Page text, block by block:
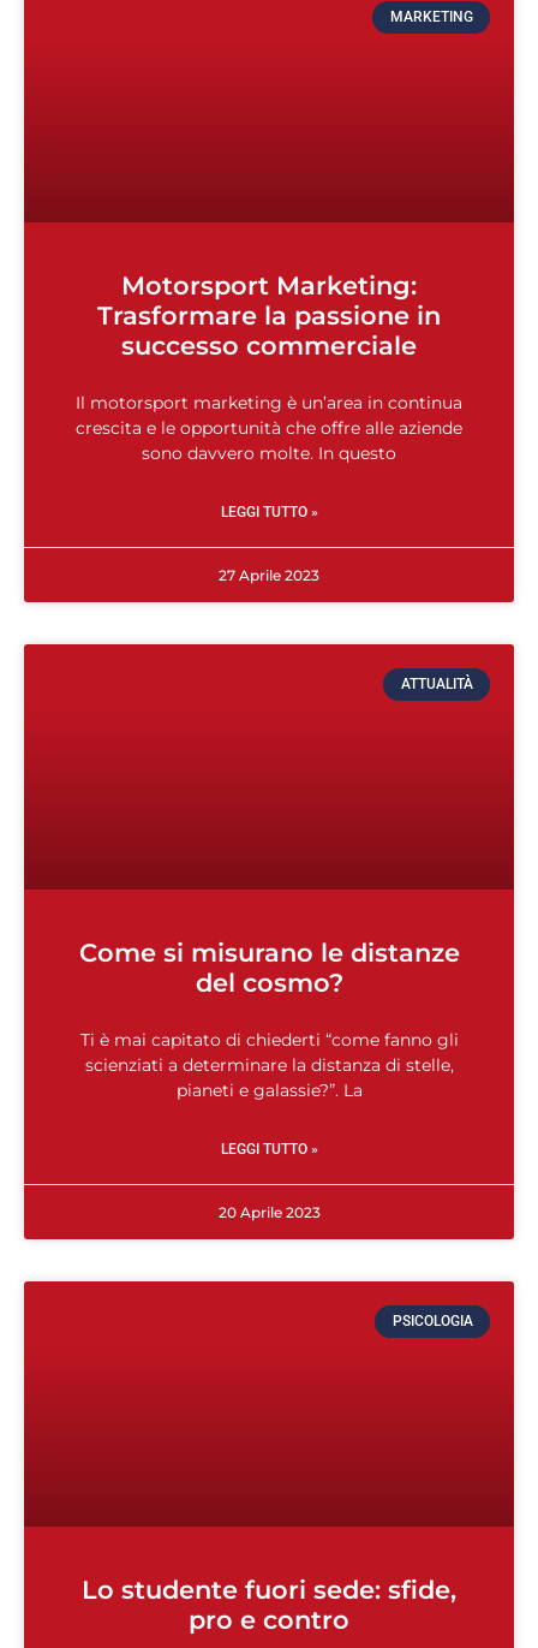
MARKETING
Motorsport Marketing:
Trasformare la passione in
successo commerciale
Il motorsport marketing è un’area in continua
crescita e le opportunità che offre alle aziende
sono davvero molte. In questo
LEGGI TUTTO »
27 Aprile 2023
ATTUALITÀ
Come si misurano le distanze
del cosmo?
Ti è mai capitato di chiederti “come fanno gli
scienziati a determinare la distanza di stelle,
pianeti e galassie?”. La
LEGGI TUTTO »
20 Aprile 2023
PSICOLOGIA
Lo studente fuori sede: sfide,
pro e contro